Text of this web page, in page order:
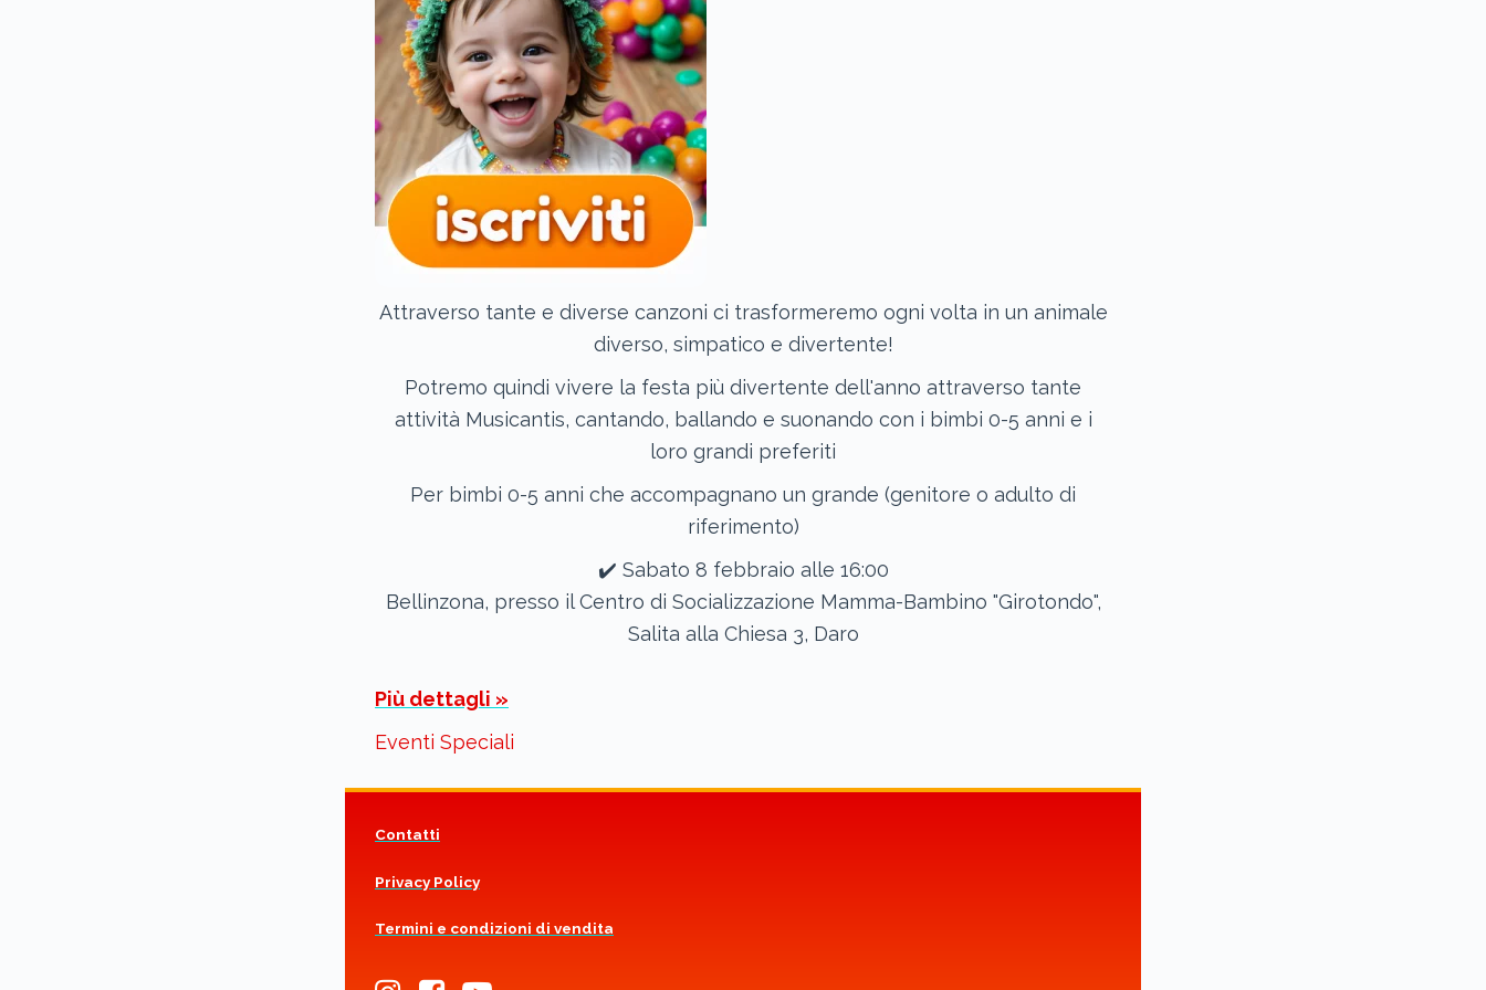
Attraverso tante e diverse canzoni ci trasformeremo ogni volta in un animale
diverso, simpatico e divertente!
Potremo quindi vivere la festa più divertente dell'anno attraverso tante
attività Musicantis, cantando, ballando e suonando con i bimbi 0-5 anni e i
loro grandi preferiti
Per bimbi 0-5 anni che accompagnano un grande (genitore o adulto di
riferimento)
✔️ Sabato 8 febbraio alle 16:00
Bellinzona, presso il Centro di Socializzazione Mamma-Bambino "Girotondo",
Salita alla Chiesa 3, Daro
Più dettagli »
Eventi Speciali
Contatti
Privacy Policy
Termini e condizioni di vendita